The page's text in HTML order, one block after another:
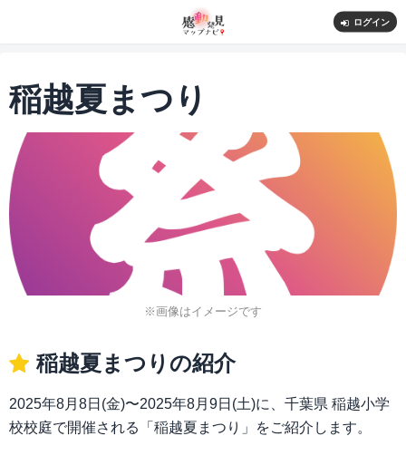
ログイン
稲越夏まつり
※画像はイメージです
稲越夏まつりの紹介
2025年8月8日(金)〜2025年8月9日(土)に、千葉県 稲越⼩学
校校庭で開催される「稲越夏まつり」をご紹介します。